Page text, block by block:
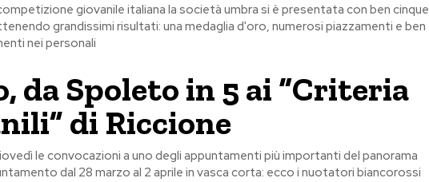
giovanile italiana la società umbra si è presentata con ben cinque
grandissimi risultati: una medaglia d'oro, numerosi piazzamenti e ben
nei personali
da Spoleto in 5 ai “Criteria
di Riccione
le convocazioni a uno degli appuntamenti più importanti del panorama
dal 28 marzo al 2 aprile in vasca corta: ecco i nuotatori biancorossi